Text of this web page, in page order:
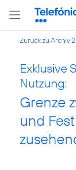
Zurück zu Archiv
Exklusive
Nutzung:
Grenze
und